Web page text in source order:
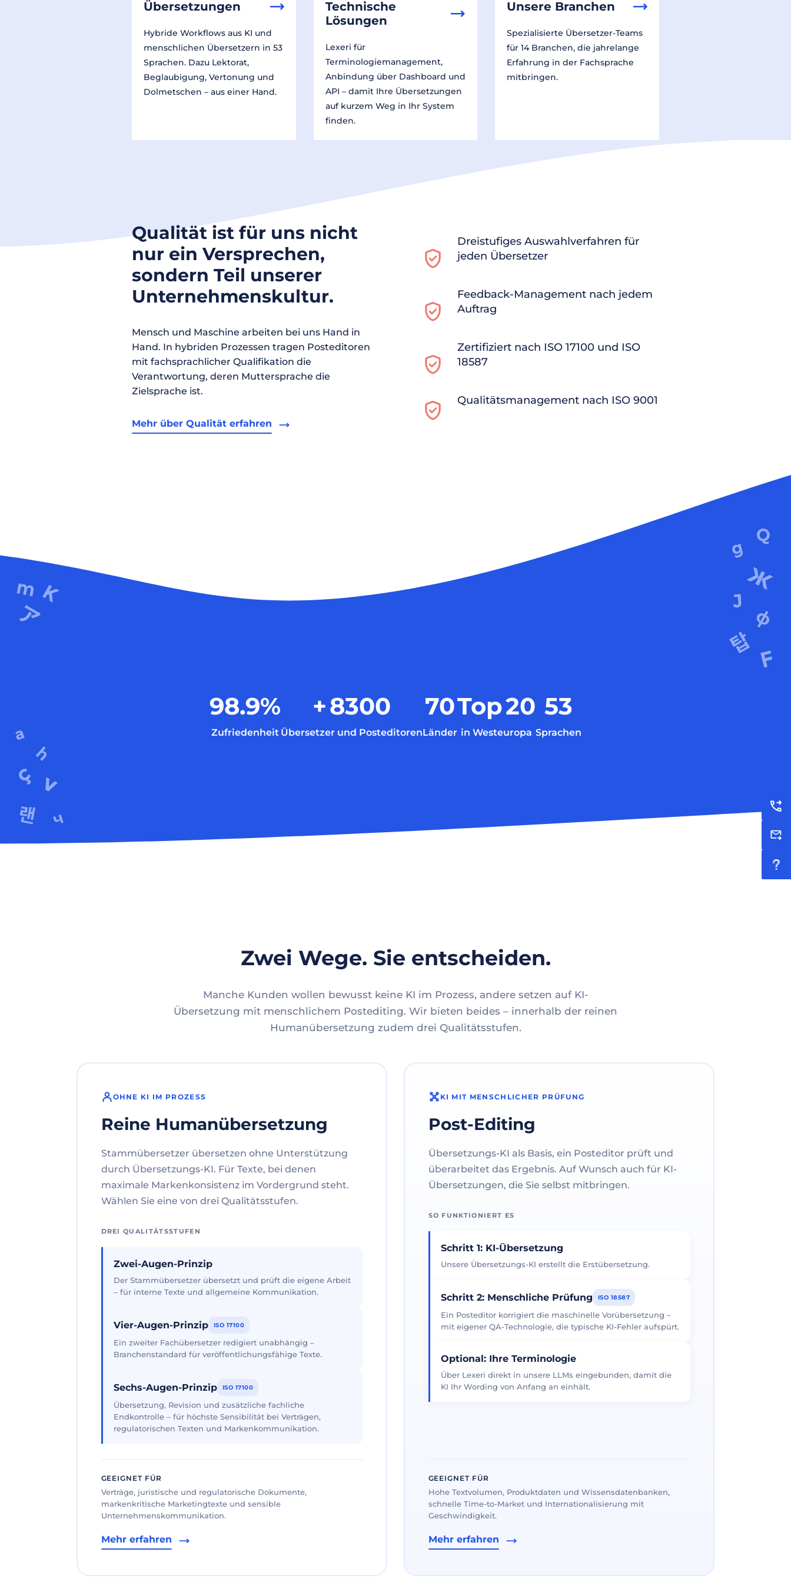
Übersetzungen
Hybride Workflows aus KI und
menschlichen Übersetzern in 53
Sprachen. Dazu Lektorat,
Beglaubigung, Vertonung und
Dolmetschen – aus einer Hand.
Technische
Lösungen
Lexeri für
Terminologiemanagement,
Anbindung über Dashboard und
API – damit Ihre Übersetzungen
auf kurzem Weg in Ihr System
finden.
Unsere Branchen
Spezialisierte Übersetzer-Teams
für 14 Branchen, die jahrelange
Erfahrung in der Fachsprache
mitbringen.
Qualität ist für uns nicht
nur ein Versprechen,
sondern Teil unserer
Unternehmenskultur.
Mensch und Maschine arbeiten bei uns Hand in
Hand. In hybriden Prozessen tragen Posteditoren
mit fachsprachlicher Qualifikation die
Verantwortung, deren Muttersprache die
Zielsprache ist.
Mehr über Qualität erfahren
Dreistufiges Auswahlverfahren für
jeden Übersetzer
Feedback-Management nach jedem
Auftrag
Zertifiziert nach ISO 17100 und ISO
18587
Qualitätsmanagement nach ISO 9001
98.9%
Zufriedenheit
+8300
Übersetzer und Posteditoren
70
Länder
Top20
in Westeuropa
53
Sprachen
Zwei Wege. Sie entscheiden.
Manche Kunden wollen bewusst keine KI im Prozess, andere setzen auf KI-
Übersetzung mit menschlichem Postediting. Wir bieten beides – innerhalb der reinen
Humanübersetzung zudem drei Qualitätsstufen.
OHNE KI IM PROZESS
Reine Humanübersetzung
Stammübersetzer übersetzen ohne Unterstützung
durch Übersetzungs-KI. Für Texte, bei denen
maximale Markenkonsistenz im Vordergrund steht.
Wählen Sie eine von drei Qualitätsstufen.
DREI QUALITÄTSSTUFEN
Zwei-Augen-Prinzip
Der Stammübersetzer übersetzt und prüft die eigene Arbeit
– für interne Texte und allgemeine Kommunikation.
Vier-Augen-Prinzip ISO 17100
Ein zweiter Fachübersetzer redigiert unabhängig –
Branchenstandard für veröffentlichungsfähige Texte.
Sechs-Augen-Prinzip ISO 17100
Übersetzung, Revision und zusätzliche fachliche
Endkontrolle – für höchste Sensibilität bei Verträgen,
regulatorischen Texten und Markenkommunikation.
GEEIGNET FÜR
Verträge, juristische und regulatorische Dokumente,
markenkritische Marketingtexte und sensible
Unternehmenskommunikation.
Mehr erfahren
KI MIT MENSCHLICHER PRÜFUNG
Post-Editing
Übersetzungs-KI als Basis, ein Posteditor prüft und
überarbeitet das Ergebnis. Auf Wunsch auch für KI-
Übersetzungen, die Sie selbst mitbringen.
SO FUNKTIONIERT ES
Schritt 1: KI-Übersetzung
Unsere Übersetzungs-KI erstellt die Erstübersetzung.
Schritt 2: Menschliche Prüfung ISO 18587
Ein Posteditor korrigiert die maschinelle Vorübersetzung –
mit eigener QA-Technologie, die typische KI-Fehler aufspürt.
Optional: Ihre Terminologie
Über Lexeri direkt in unsere LLMs eingebunden, damit die
KI Ihr Wording von Anfang an einhält.
GEEIGNET FÜR
Hohe Textvolumen, Produktdaten und Wissensdatenbanken,
schnelle Time-to-Market und Internationalisierung mit
Geschwindigkeit.
Mehr erfahren